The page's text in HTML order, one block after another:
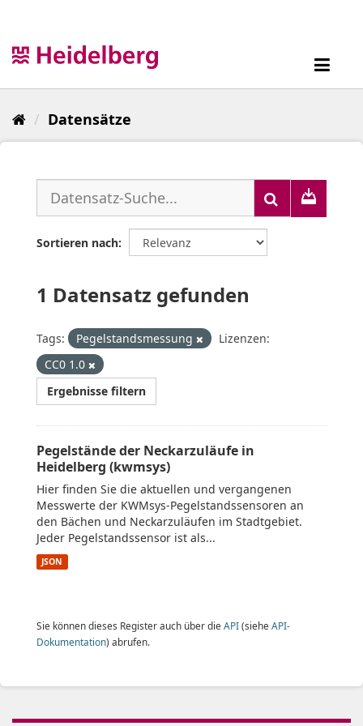
Datensätze
Sortieren nach
1 Datensatz gefunden
Tags: Pegelstandsmessung
Lizenzen:
CC0 1.0
Ergebnisse filtern
Pegelstände der Neckarzuläufe in
Heidelberg (kwmsys)
Hier finden Sie die aktuellen und vergangenen
Messwerte der KWMsys-Pegelstandssensoren an
den Bächen und Neckarzuläufen im Stadtgebiet.
Jeder Pegelstandssensor ist als...
JSON
Sie können dieses Register auch über die API(siehe API-
Dokumentation) abrufen.